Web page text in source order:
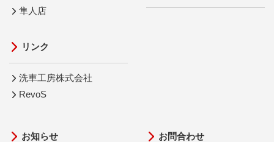
隼人店
リンク
洗車工房株式会社
RevoS
お知らせ お問合わせ